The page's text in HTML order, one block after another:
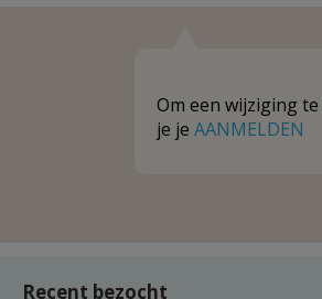
Om een wijziging
je je AANMELDEN
Recent bezocht